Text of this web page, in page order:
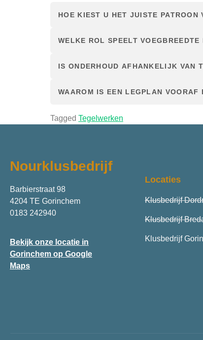
HOE KIEST U HET JUISTE PATROON
WELKE ROL SPEELT
IS ONDERHOUD AFHANKELIJK VAN
WAAROM IS EEN LEGPLAN VOORAF
Tagged Tegelwerken
Nourklusbedrijf
Barbierstraat 98
4204 TE Gorinchem
0183 242940
Bekijk onze locatie in
Gorinchem op Google
Maps
Locaties
Klusbedrijf
Klusbedrijf
Klusbedrijf